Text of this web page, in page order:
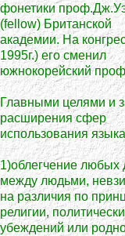
фонетики
(fellow) Британской
академии. На
1995г.) его сменил
южнокорейский
Главными целями и
расширения сфер
использования
1)облегчение
между людьми,
на различия по
религии,
убеждений или